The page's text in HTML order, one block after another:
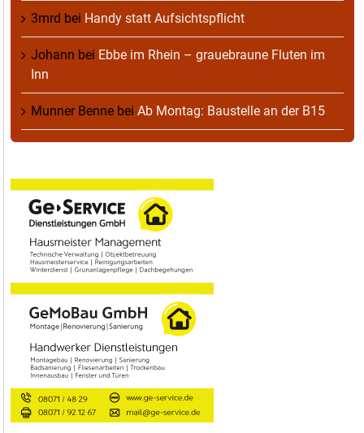
3mrd bei Handy statt Aufsichtspflicht
Johann bei Ebbe im Rhein – grauebraune Fluten im
Inn
Munner Benne bei Ab Montag: Baustelle an der B15